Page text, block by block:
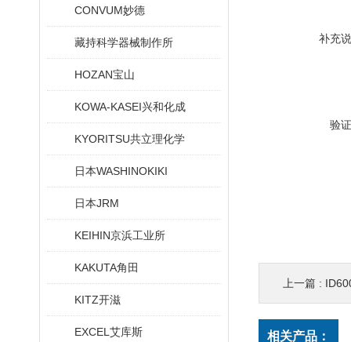
CONVUM妙德
藏持科学器械制作所
HOZAN宝山
KOWA-KASEI兴和化成
KYORITSU共立理化学
日本WASHINOKIKI
日本JRM
KEIHIN京浜工业所
KAKUTA角田
KITZ开滋
EXCEL艾库斯
补充
验
上一篇 :
相关产品：